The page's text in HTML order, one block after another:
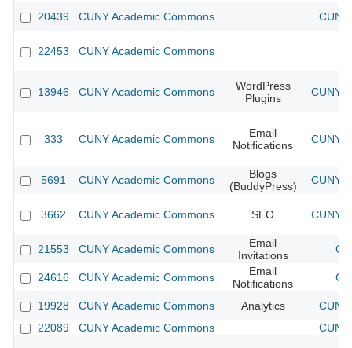
20439 CUNY Academic Commons
22453 CUNY Academic Commons
13946 CUNY Academic Commons
WordPress
Plugins
CUNY
333 CUNY Academic Commons
Email
Notifications
CUNY
5691 CUNY Academic Commons
Blogs
(BuddyPress)
CUNY
3662 CUNY Academic Commons SEO CUNY
21553 CUNY Academic Commons
Email
Invitations
24616 CUNY Academic Commons
Email
Notifications
19928 CUNY Academic Commons Analytics
22089
CUNY Academic Commons